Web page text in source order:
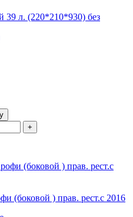
39 л. (220*210*930) без
+
(боковой ) прав. рест.с 2016